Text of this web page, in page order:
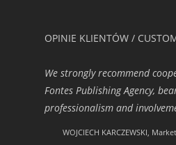
OPINIE KLIENTÓW /
We strongly recommend
Fontes Publishing Agency,
professionalism and
WOJCIECH KARCZEWSKI,